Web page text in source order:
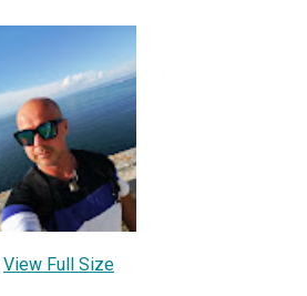
View Full Size